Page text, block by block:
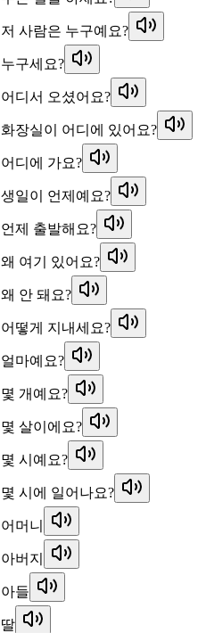
저 사람은 누구예요?
누구세요?
어디서 오셨어요?
화장실이 어디에 있어요?
어디에 가요?
생일이 언제예요?
언제 출발해요?
왜 여기 있어요?
왜 안 돼요?
어떻게 지내세요?
얼마예요?
몇 개예요?
몇 살이에요?
몇 시예요?
몇 시에 일어나요?
어머니
아버지
아들
딸